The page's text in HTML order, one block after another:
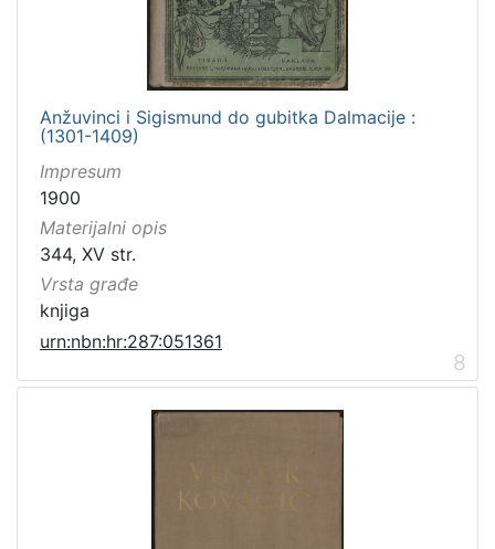
Anžuvinci i Sigismund do gubitka Dalmacije :
(1301-1409)
Impresum
1900
Materijalni opis
344, XV str.
Vrsta građe
knjiga
urn:nbn:hr:287:051361
8